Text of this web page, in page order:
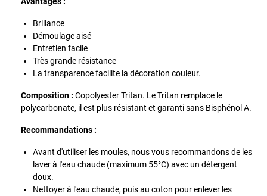
Brillance
Démoulage aisé
Entretien facile
Très grande résistance
La transparence facilite la décoration couleur.
Composition : Copolyester Tritan. Le Tritan remplace le
polycarbonate, il est plus résistant et garanti sans Bisphénol A.
Recommandations :
Avant d'utiliser les moules, nous vous recommandons de les
laver à l'eau chaude (maximum 55°C) avec un détergent
doux.
Nettoyer à l'eau chaude, puis au coton pour enlever les